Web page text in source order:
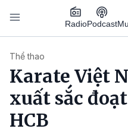
Nhảy đến nội dung
RadioPodcast
Thể thao
Karate Việt
xuất sắc đoạt
HCB